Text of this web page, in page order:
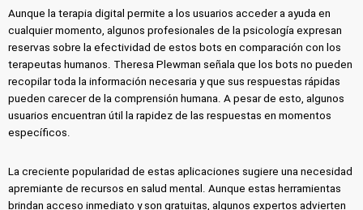
Aunque la terapia digital permite a los usuarios acceder a ayuda en
cualquier momento, algunos profesionales de la psicología expresan
reservas sobre la efectividad de estos bots en comparación con los
terapeutas humanos. Theresa Plewman señala que los bots no pueden
recopilar toda la información necesaria y que sus respuestas rápidas
pueden carecer de la comprensión humana. A pesar de esto, algunos
usuarios encuentran útil la rapidez de las respuestas en momentos
específicos.
La creciente popularidad de estas aplicaciones sugiere una necesidad
apremiante de recursos en salud mental. Aunque estas herramientas
brindan acceso inmediato y son gratuitas, algunos expertos advierten